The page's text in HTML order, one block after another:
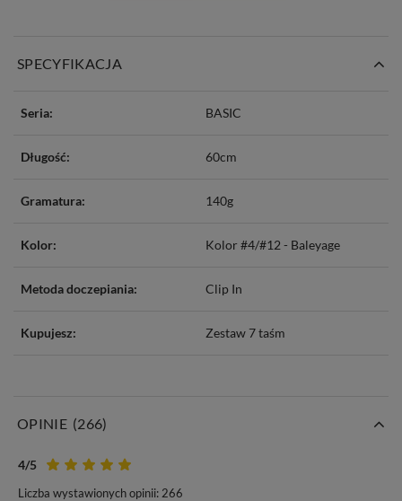
stylistycznym takim jak: farbowanie, prostowanie,
– włosy delikatne w dotyku, bez
wyczucia matowości/szorstkości
SPECYFIKACJA
Seria: BASIC
Długość: 60cm
Gramatura: 140g
Kolor: Kolor #4/#12 - Baleyage
Metoda doczepiania: Clip In
Kupujesz: Zestaw 7 taśm
OPINIE (266)
4/5
Liczba wystawionych opinii: 266